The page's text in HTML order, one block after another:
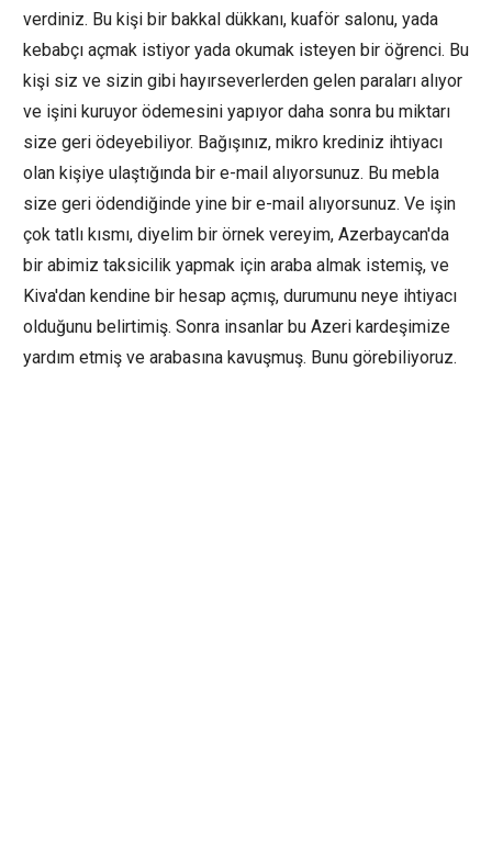
verdiniz. Bu kişi bir bakkal dükkanı, kuaför salonu, yada
kebabçı açmak istiyor yada okumak isteyen bir öğrenci. Bu
kişi siz ve sizin gibi hayırseverlerden gelen paraları alıyor
ve işini kuruyor ödemesini yapıyor daha sonra bu miktarı
size geri ödeyebiliyor. Bağışınız, mikro krediniz ihtiyacı
olan kişiye ulaştığında bir e-mail alıyorsunuz. Bu mebla
size geri ödendiğinde yine bir e-mail alıyorsunuz. Ve işin
çok tatlı kısmı, diyelim bir örnek vereyim, Azerbaycan'da
bir abimiz taksicilik yapmak için araba almak istemiş, ve
Kiva'dan kendine bir hesap açmış, durumunu neye ihtiyacı
olduğunu belirtimiş. Sonra insanlar bu Azeri kardeşimize
yardım etmiş ve arabasına kavuşmuş. Bunu görebiliyoruz.